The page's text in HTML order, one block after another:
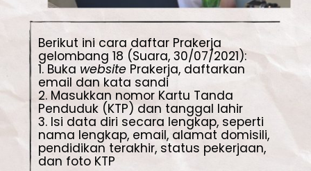
Berikut ini cara daftar Prakerja
gelombang 18 (Suara, 30/07/2021):
1. Buka website Prakerja, daftarkan
email dan kata sandi
2. Masukkan nomor Kartu Tanda
Penduduk (KTP) dan tanggal lahir
3. Isi data diri secara lengkap, seperti
nama lengkap, email, alamat domisili,
pendidikan terakhir, status pekerjaan,
dan foto KTP